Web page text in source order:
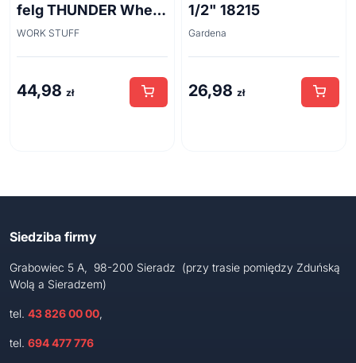
felg THUNDER Wheel
Brush 45cm
WORK STUFF
44,98 zł
1/2" 18215
Gardena
26,98 zł
Siedziba firmy
Grabowiec 5 A, 98-200 Sieradz (przy trasie pomiędzy Zduńską
Wolą a Sieradzem)
tel. 43 826 00 00,
tel. 694 477 776